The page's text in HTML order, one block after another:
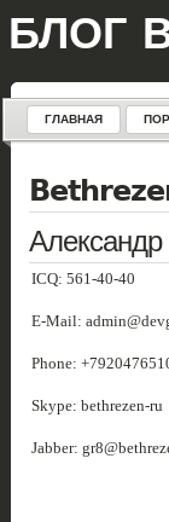
БЛОГ
ГЛАВНАЯ
ICQ: 561-40-40
E-Mail:
Phone:
Skype: bethrezen-ru
Jabber: